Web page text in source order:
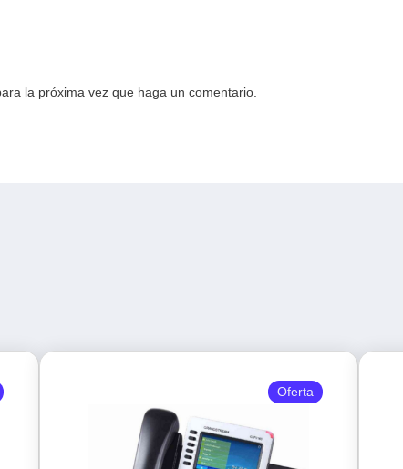
la próxima vez que haga un comentario.
Oferta